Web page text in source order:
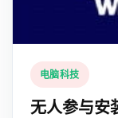
电脑科技
无人参与安